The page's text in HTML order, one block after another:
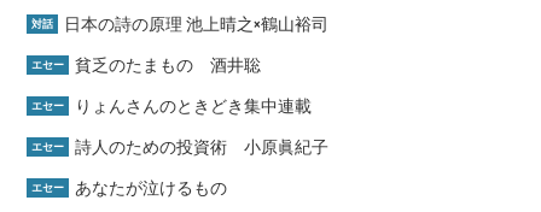
対話 日本の詩の原理 池上晴之×鶴山裕司
エセー 貧乏のたまもの 酒井聡
エセー りょんさんのときどき集中連載
エセー 詩人のための投資術 小原眞紀子
エセー あなたが泣けるもの